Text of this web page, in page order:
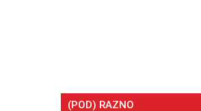
(POD) RAZNO